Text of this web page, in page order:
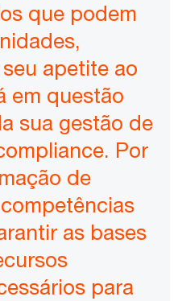
que podem
apetite ao
em questão
sua gestão de
Por
de
as bases
para